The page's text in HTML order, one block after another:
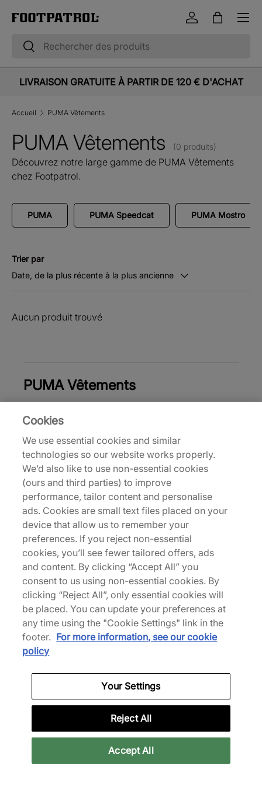
Aller au contenu
Recherche
Rechercher
Se connecter
Panier
Menu
LIVRAISON GRATUITE À PARTIR DE 120 € D'ACHAT
Accueil PUMA Vêtements
PUMA Vêtements (0 produits)
Découvrez notre large gamme de PUMA Vêtements
chez Footpatrol.
PUMA PUMA Speedcat PUMA Mostro
Trier par
Date, de la plus récente à la plus ancienne
Aucun produit trouvé
PUMA Vêtements
Haut de page
À propos de nous
Nous sommes spécialisés dans les sorties exclusives et
l'équipement de Performance unique de marques telles
que Nike, New Balance, HOKA, Mizuno et plus encore.
Téléchargez notre App
Plus d'informations
Politique
Inscrivez-vous à notre newsletter
Restez à jour avec les dernières sorties
Cookies
We use essential cookies and similar
technologies so our website works properly.
We’d also like to use non-essential cookies
(ours and third parties) to improve
performance, tailor content and personalise
ads. Cookies are small text files placed on your
device that allow us to remember your
preferences. If you reject non-essential
cookies, you’ll see fewer tailored offers, ads
and content. By clicking “Accept All” you
consent to us using non-essential cookies. By
clicking “Reject All”, only essential cookies will
be placed. You can update your preferences at
any time using the "Cookie Settings" link in the
footer. For more information, see our cookie
policy
Your Settings
Reject All
Accept All